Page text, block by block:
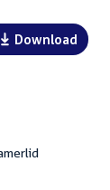
Download